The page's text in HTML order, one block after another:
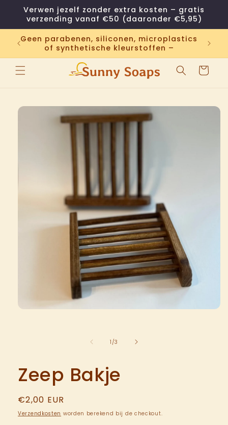
naar de
content
Verwen jezelf zonder extra kosten – gratis
verzending vanaf €50 (daaronder €5,95)
Geen parabenen, siliconen, microplastics
of synthetische kleurstoffen –
Winkelwagen
direct naar
1 /van
3
Zeep Bakje
Normale
prijs
€2,00 EUR
Verzendkosten worden berekend bij de checkout.